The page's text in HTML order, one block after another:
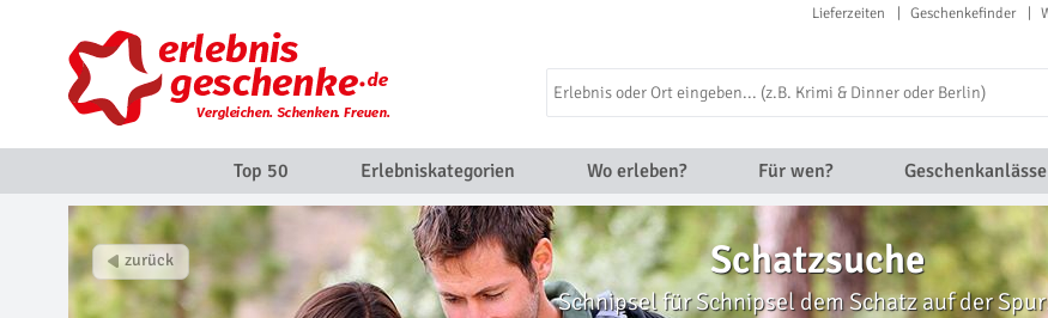
Lieferzeiten Geschenkefinder
Top 50 Erlebniskategorien Wo erleben? Für wen? Geschenkanlässe
Schatzsuche
Schnipsel für Schnipsel dem Schatz auf der